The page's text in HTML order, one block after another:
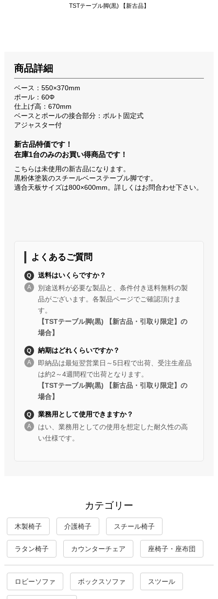
TSTテーブル脚(黒) 【新古品】
商品詳細
ベース：550×370mm
ポール：60Φ
仕上げ高：670mm
ベースとポールの接合部分：ボルト固定式
アジャスター付
新古品特価です！
在庫1台のみのお買い得商品です！
こちらは未使用の新古品になります。
黒粉体塗装のスチールベーステーブル脚です。
適合天板サイズは800×600mm。詳しくはお問合わせ下さい。
よくあるご質問
送料はいくらですか？
別途送料が必要な製品と、条件付き送料無料の製
品がございます。各製品ページでご確認頂けま
す。
【TSTテーブル脚(黒) 【新古品・引取り限定】の
場合】
納期はどれくらいですか？
即納品は最短翌営業日～5日程で出荷、受注生産品
は約2～4週間程で出荷となります。
【TSTテーブル脚(黒) 【新古品・引取り限定】の
場合】
業務用として使用できますか？
はい、業務用としての使用を想定した耐久性の高
い仕様です。
カテゴリー
木製椅子 介護椅子 スチール椅子
ラタン椅子 カウンターチェア 座椅子・座布団
ロビーソファ ボックスソファ スツール